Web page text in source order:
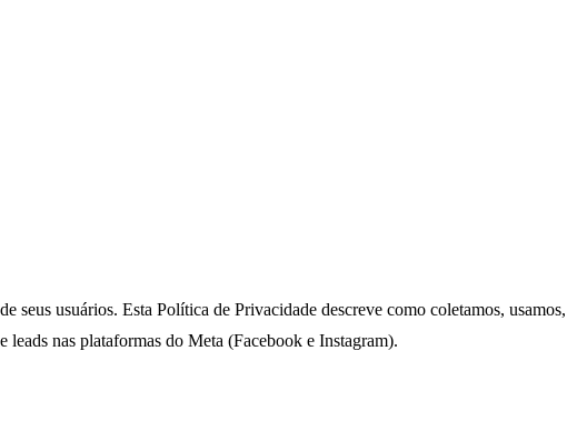
seus usuários. Esta Política de Privacidade descreve como coletamos,
nas plataformas do Meta (Facebook e Instagram).